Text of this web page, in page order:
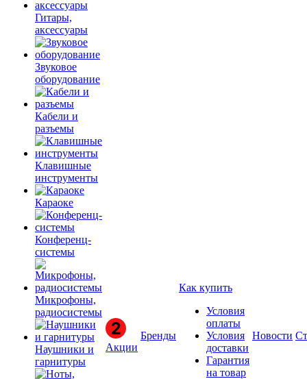
Гитары,
аксессуары
Звуковое
оборудование
Кабели и
разъемы
Клавишные
инструменты
Караоке
Конференц-
системы
Микрофоны,
радиосистемы
Наушники и
гарнитуры
Акции
Бренды
Как купить
Условия
оплаты
Условия
доставки
Гарантия
на товар
Новости